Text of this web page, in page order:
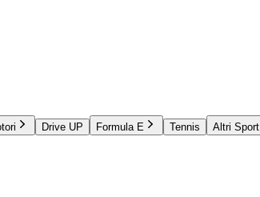
Drive UP Formula E Tennis Altri Sport